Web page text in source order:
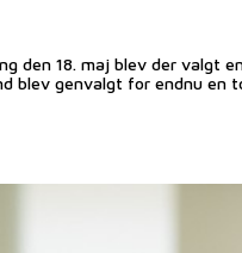
den 18. maj blev der valgt
blev genvalgt for endnu en